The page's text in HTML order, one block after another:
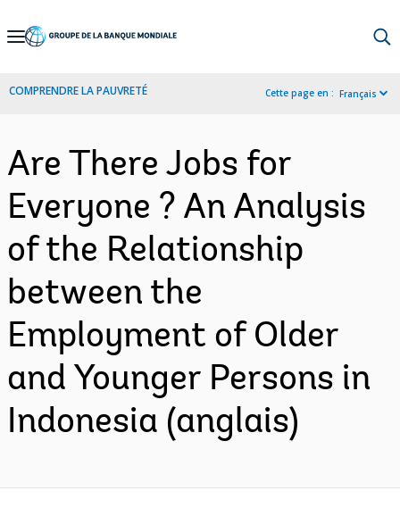
Skip
Navigation
COMPRENDRE LA PAUVRETÉ Cette page en : Français
Are There Jobs for
Everyone ? An Analysis
of the Relationship
between the
Employment of Older
and Younger Persons in
Indonesia (anglais)